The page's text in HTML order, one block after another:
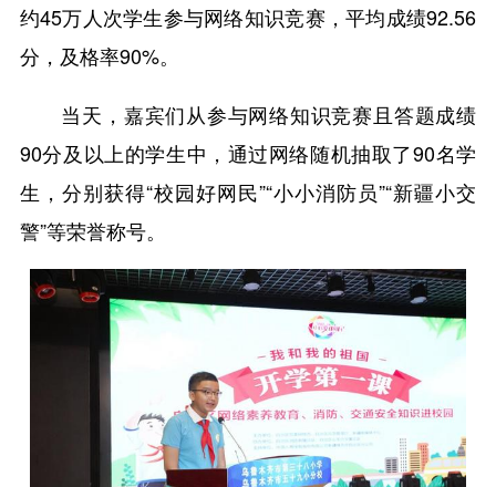
约45万人次学生参与网络知识竞赛，平均成绩92.56
分，及格率90%。
当天，嘉宾们从参与网络知识竞赛且答题成绩
90分及以上的学生中，通过网络随机抽取了90名学
生，分别获得“校园好网民”“小小消防员”“新疆小交
警”等荣誉称号。